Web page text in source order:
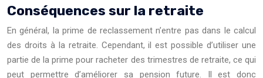
Conséquences sur la retraite
En général, la prime de reclassement n’entre pas dans le calcul
des droits à la retraite. Cependant, il est possible d’utiliser une
partie de la prime pour racheter des trimestres de retraite, ce qui
peut permettre d’améliorer sa pension future. Il est donc